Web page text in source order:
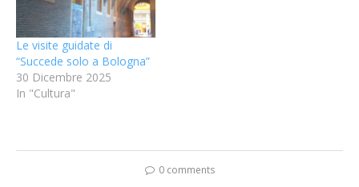
Le visite guidate di
“Succede solo a Bologna”
30 Dicembre 2025
In "Cultura"
0 comments